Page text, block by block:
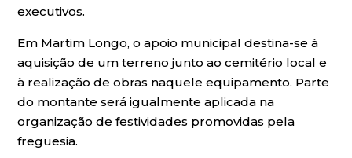
executivos.
Em Martim Longo, o apoio municipal destina-se à
aquisição de um terreno junto ao cemitério local e
à realização de obras naquele equipamento. Parte
do montante será igualmente aplicada na
organização de festividades promovidas pela
freguesia.